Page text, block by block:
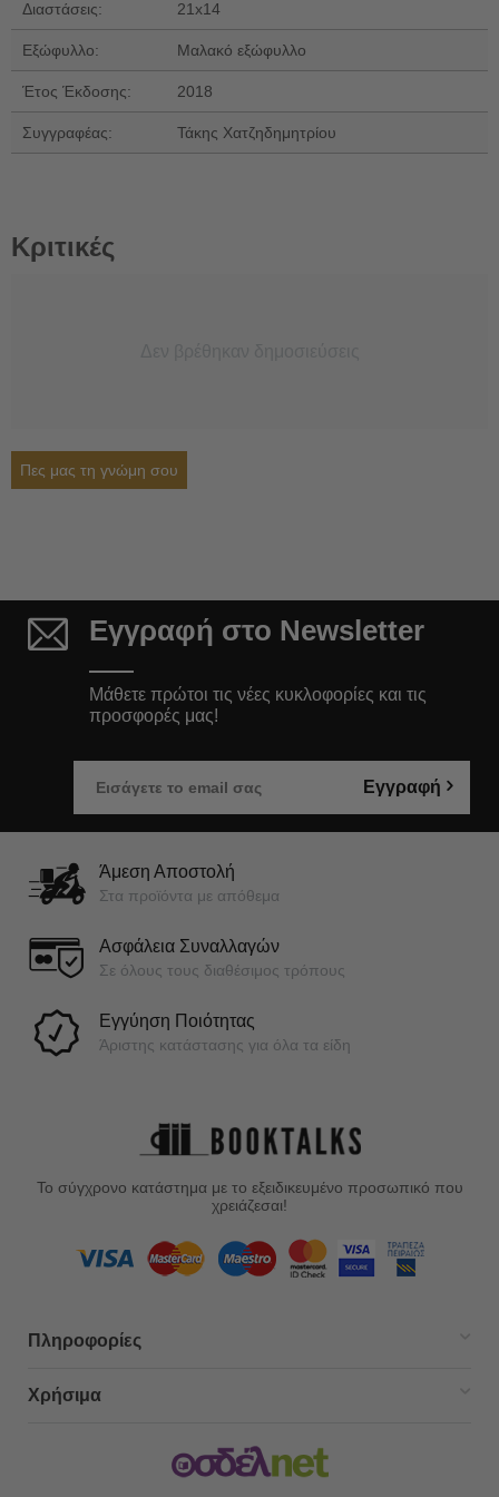
Διαστάσεις: 21x14
Εξώφυλλο: Μαλακό εξώφυλλο
Έτος Έκδοσης: 2018
Συγγραφέας: Τάκης Χατζηδημητρίου
Κριτικές
Πες μας τη γνώμη σου
Εγγραφή στο Newsletter
Μάθετε πρώτοι τις νέες κυκλοφορίες και τις
προσφορές μας!
Εγγραφή
Άμεση Αποστολή
Στα προϊόντα με απόθεμα
Ασφάλεια Συναλλαγών
Σε όλους τους διαθέσιμος τρόπους
Εγγύηση Ποιότητας
Άριστης κατάστασης για όλα τα είδη
Το σύγχρονο κατάστημα με το εξειδικευμένο προσωπικό που
χρειάζεσαι!
Πληροφορίες
Χρήσιμα